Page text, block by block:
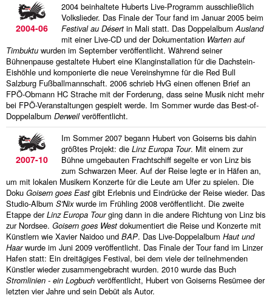
2004-06
2004 beinhaltete Huberts Live-Programm ausschließlich
Volkslieder. Das Finale der Tour fand im Januar 2005 beim
Festival au Désert in Mali statt. Das DoppelalbumAusland
mit einer Live-CD und der Dokumentation Warten auf
Timbuktu wurden im September veröffentlicht. Während seiner
Bühnenpause gestaltete Hubert eine Klanginstallation für die Dachstein-
Eishöhle und komponierte die neue Vereinshymne für die Red Bull
Salzburg Fußballmannschaft. 2006 schrieb HvG einen offenen Brief an
FPÖ-Obmann HC Strache mit der Forderung, dass seine Musik nicht mehr
bei FPÖ-Veranstaltungen gespielt werde. Im Sommer wurde das Best-of-
Doppelalbum Derweilveröffentlicht.
2007-10
Im Sommer 2007 begann Hubert von Goiserns bis dahin
größtes Projekt: die Linz Europa Tour. Mit einem zur
Bühne umgebauten Frachtschiff segelte er von Linz bis
zum Schwarzen Meer. Auf der Reise legte er in Häfen an,
um mit lokalen Musikern Konzerte für die Leute am Ufer zu spielen. Die
Doku Goisern goes East gibt Erlebnis und Eindrücke der Reise wieder. Das
Studio-Album S'Nixwurde im Frühling 2008 veröffentlicht. Die zweite
Etappe derLinz Europa Tourging dann in die andere Richtung von Linz bis
zur Nordsee. Goisern goes West dokumentiert die Reise und Konzerte mit
Künstlern wie Xavier Naidoo und BAP. Das Live-Doppelalbum Haut und
Haarwurde im Juni 2009 veröffentlicht. Das Finale der Tour fand im Linzer
Hafen statt: Ein dreitägiges Festival, bei dem viele der teilnehmenden
Künstler wieder zusammengebracht wurden. 2010 wurde das Buch
Stromlinien - ein Logbuch veröffentlicht, Hubert von Goiserns Resümee der
letzten vier Jahre und sein Debüt als Autor.